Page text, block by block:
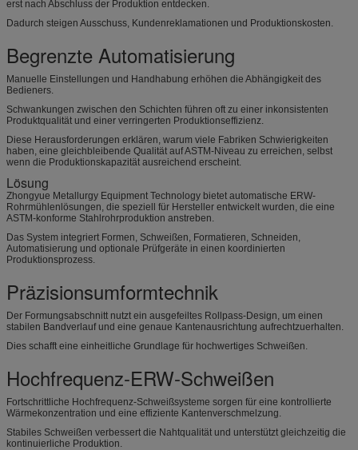
erst nach Abschluss der Produktion entdecken.
Dadurch steigen Ausschuss, Kundenreklamationen und Produktionskosten.
Begrenzte Automatisierung
Manuelle Einstellungen und Handhabung erhöhen die Abhängigkeit des
Bedieners.
Schwankungen zwischen den Schichten führen oft zu einer inkonsistenten
Produktqualität und einer verringerten Produktionseffizienz.
Diese Herausforderungen erklären, warum viele Fabriken Schwierigkeiten
haben, eine gleichbleibende Qualität auf ASTM-Niveau zu erreichen, selbst
wenn die Produktionskapazität ausreichend erscheint.
Lösung
Zhongyue Metallurgy Equipment Technology bietet automatische ERW-
Rohrmühlenlösungen, die speziell für Hersteller entwickelt wurden, die eine
ASTM-konforme Stahlrohrproduktion anstreben.
Das System integriert Formen, Schweißen, Formatieren, Schneiden,
Automatisierung und optionale Prüfgeräte in einen koordinierten
Produktionsprozess.
Präzisionsumformtechnik
Der Formungsabschnitt nutzt ein ausgefeiltes Rollpass-Design, um einen
stabilen Bandverlauf und eine genaue Kantenausrichtung aufrechtzuerhalten.
Dies schafft eine einheitliche Grundlage für hochwertiges Schweißen.
Hochfrequenz-ERW-Schweißen
Fortschrittliche Hochfrequenz-Schweißsysteme sorgen für eine kontrollierte
Wärmekonzentration und eine effiziente Kantenverschmelzung.
Stabiles Schweißen verbessert die Nahtqualität und unterstützt gleichzeitig die
kontinuierliche Produktion.